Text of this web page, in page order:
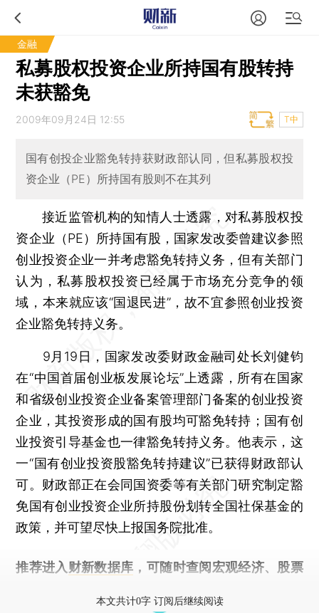
金融
私募股权投资企业所持国有股转持
未获豁免
2009年09月24日 12:55 T中
国有创投企业豁免转持获财政部认同，但私募股权投
资企业（PE）所持国有股则不在其列
接近监管机构的知情人士透露，对私募股权投
资企业（PE）所持国有股，国家发改委曾建议参照
创业投资企业一并考虑豁免转持义务，但有关部门
认为，私募股权投资已经属于市场充分竞争的领
域，本来就应该“国退民进”，故不宜参照创业投资
企业豁免转持义务。
9月19日，国家发改委财政金融司处长刘健钧
在“中国首届创业板发展论坛”上透露，所有在国家
和省级创业投资企业备案管理部门备案的创业投资
企业，其投资形成的国有股均可豁免转持；国有创
业投资引导基金也一律豁免转持义务。他表示，这
一“国有创业投资股豁免转持建议”已获得财政部认
可。财政部正在会同国资委等有关部门研究制定豁
免国有创业投资企业所持股份划转全国社保基金的
政策，并可望尽快上报国务院批准。
推荐进入 财新数据库 ，可随时查阅宏观经济、股票
本文共计0字 订阅后继续阅读